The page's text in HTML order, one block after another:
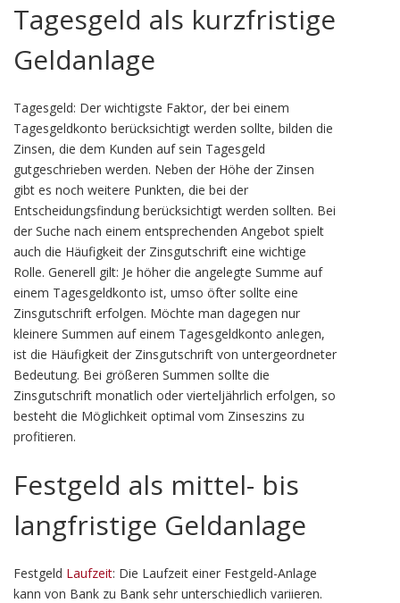
Tagesgeld als kurzfristige
Geldanlage
Tagesgeld: Der wichtigste Faktor, der bei einem
Tagesgeldkonto berücksichtigt werden sollte, bilden die
Zinsen, die dem Kunden auf sein Tagesgeld
gutgeschrieben werden. Neben der Höhe der Zinsen
gibt es noch weitere Punkten, die bei der
Entscheidungsfindung berücksichtigt werden sollten. Bei
der Suche nach einem entsprechenden Angebot spielt
auch die Häufigkeit der Zinsgutschrift eine wichtige
Rolle. Generell gilt: Je höher die angelegte Summe auf
einem Tagesgeldkonto ist, umso öfter sollte eine
Zinsgutschrift erfolgen. Möchte man dagegen nur
kleinere Summen auf einem Tagesgeldkonto anlegen,
ist die Häufigkeit der Zinsgutschrift von untergeordneter
Bedeutung. Bei größeren Summen sollte die
Zinsgutschrift monatlich oder vierteljährlich erfolgen, so
besteht die Möglichkeit optimal vom Zinseszins zu
profitieren.
Festgeld als mittel- bis
langfristige Geldanlage
Festgeld Laufzeit: Die Laufzeit einer Festgeld-Anlage
kann von Bank zu Bank sehr unterschiedlich variieren.